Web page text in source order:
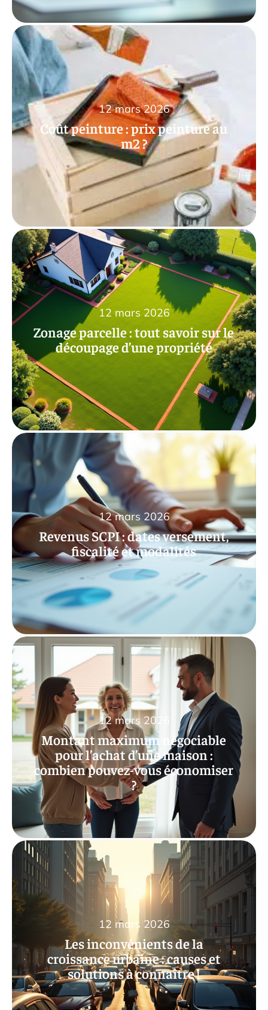
Coût peinture : prix peinture au
m2 ?
12 mars 2026
Zonage parcelle : tout savoir sur le
découpage d’une propriété
12 mars 2026
Revenus SCPI : dates versement,
fiscalité et modalités
12 mars 2026
Montant maximum négociable
pour l’achat d’une maison :
combien pouvez-vous économiser
?
12 mars 2026
Les inconvénients de la
croissance urbaine : causes et
solutions à connaître !
12 mars 2026